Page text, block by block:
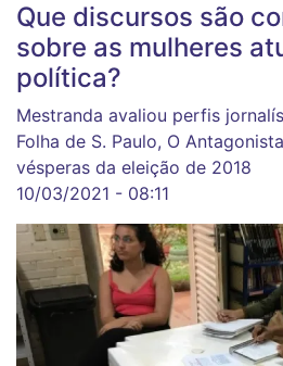
Que discursos são
sobre as mulheres
política?
Mestranda avaliou perfis
Folha de S. Paulo, O
vésperas da eleição de 2018
10/03/2021 - 08:11